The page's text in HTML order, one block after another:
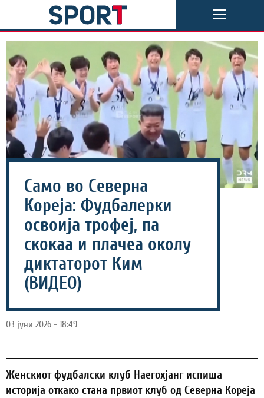
Само во Северна
Кореја: Фудбалерки
освоија трофеј, па
скокаа и плачеа околу
диктаторот Ким
(ВИДЕО)
03 јуни 2026 - 18:49
Женскиот фудбалски клуб Наегохјанг испиша
историја откако стана првиот клуб од Северна Кореја